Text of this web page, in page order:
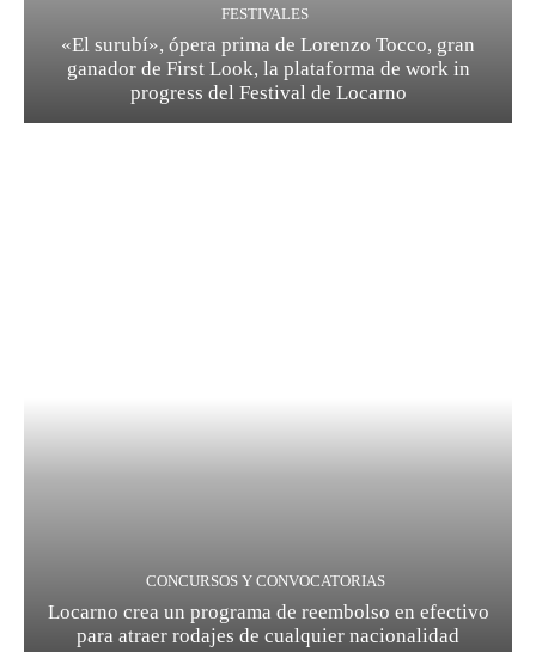
FESTIVALES
«El surubí», ópera prima de Lorenzo Tocco, gran
ganador de First Look, la plataforma de work in
progress del Festival de Locarno
CONCURSOS Y CONVOCATORIAS
Locarno crea un programa de reembolso en efectivo
para atraer rodajes de cualquier nacionalidad